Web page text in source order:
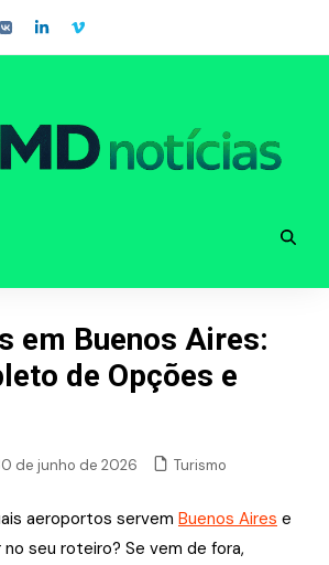
em Buenos Aires:
de Opções e
de junho de 2026 Turismo
aeroportos servem Buenos Aires e
no seu roteiro? Se vem de fora,